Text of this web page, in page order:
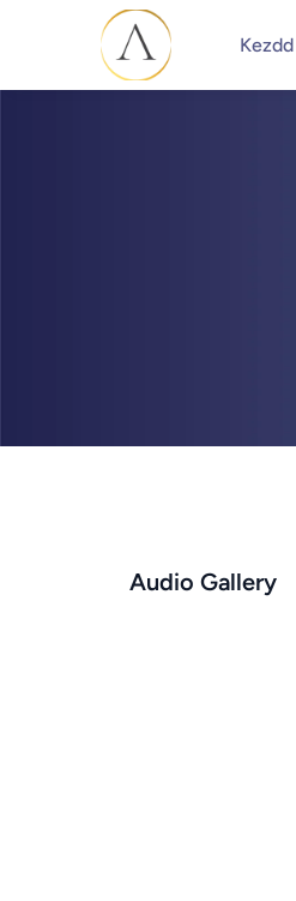
Audio Gallery